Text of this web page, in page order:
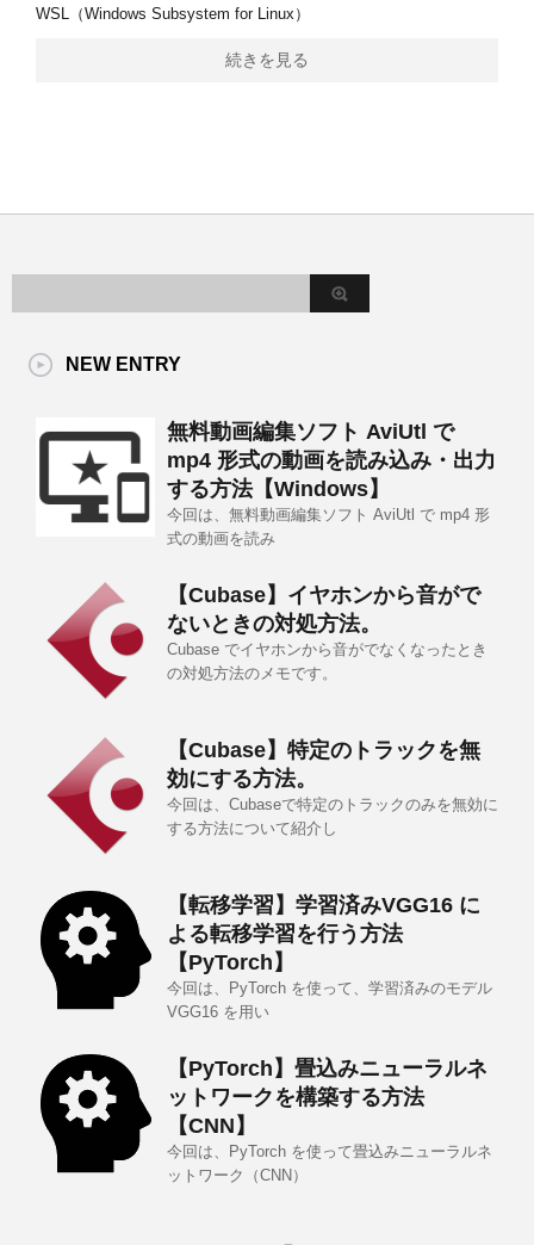
WSL（Windows Subsystem for Linux）
続きを見る
NEW ENTRY
無料動画編集ソフト AviUtl で
mp4 形式の動画を読み込み・出力
する方法【Windows】
今回は、無料動画編集ソフト AviUtl で mp4 形
式の動画を読み
【Cubase】イヤホンから音がで
ないときの対処方法。
Cubase でイヤホンから音がでなくなったとき
の対処方法のメモです。
【Cubase】特定のトラックを無
効にする方法。
今回は、Cubaseで特定のトラックのみを無効に
する方法について紹介し
【転移学習】学習済みVGG16 に
よる転移学習を行う方法
【PyTorch】
今回は、PyTorch を使って、学習済みのモデル
VGG16 を用い
【PyTorch】畳込みニューラルネ
ットワークを構築する方法
【CNN】
今回は、PyTorch を使って畳込みニューラルネ
ットワーク（CNN）